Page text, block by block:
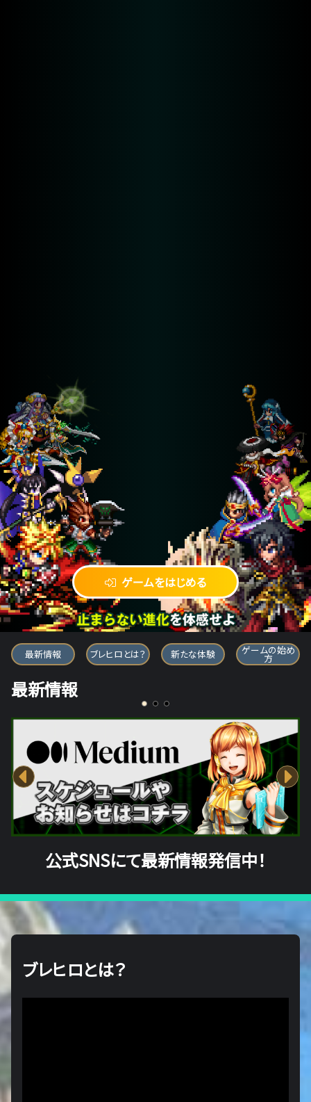
ゲームをはじめる
ブレイブ フロンティア ヒーローズ
最新情報 ブレヒロとは？ 新たな体験 ゲームの始め
方
最新情報
公式SNSにて最新情報発信中！
ブレヒロとは？